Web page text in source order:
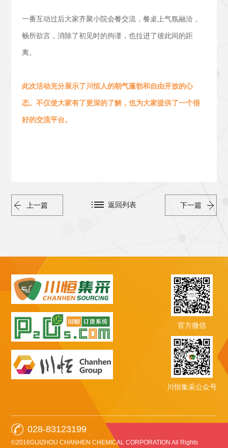
一番互动过后大家齐聚小院会餐交流， 餐桌上气氛融洽，
畅所欲言，消除了初见时的拘谨，也拉进了彼此间的距
离。
此次活动充分展示了川恒人的朝气蓬勃和 自由开放的心
态。 不仅使大家有了更深的了解，也为大家提供了一个很
好的交流平台。
上一篇 下一篇
返回列表
官方微信
川恒集采公众号
028-83123199
©2016GUIZHOU CHANHEN CHEMICAL CORPORATION All Rights